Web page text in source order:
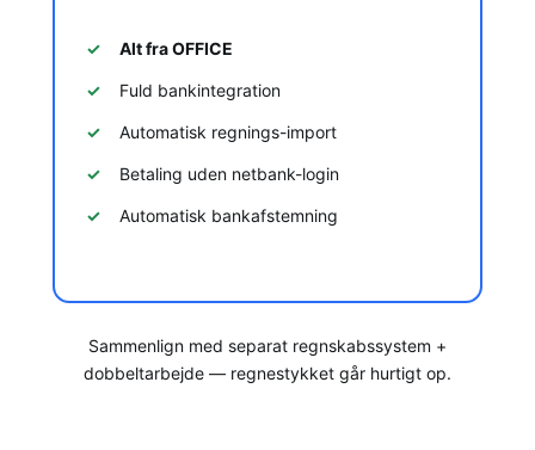
Alt fra OFFICE
Fuld bankintegration
Automatisk regnings-import
Betaling uden netbank-login
Automatisk bankafstemning
Sammenlign med separat regnskabssystem +
dobbeltarbejde — regnestykket går hurtigt op.